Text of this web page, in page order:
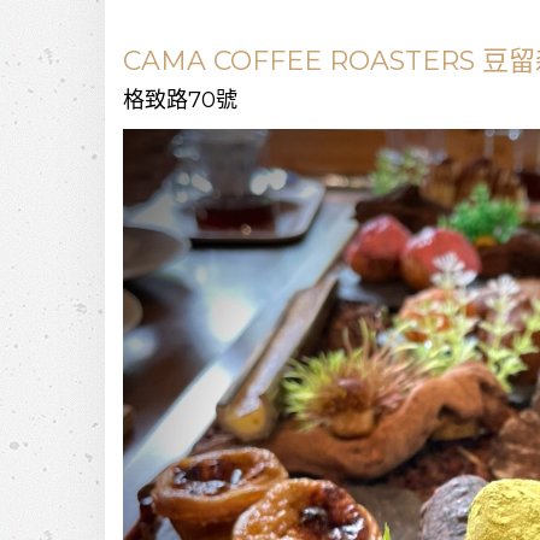
CAMA COFFEE ROASTERS 豆
格致路70號